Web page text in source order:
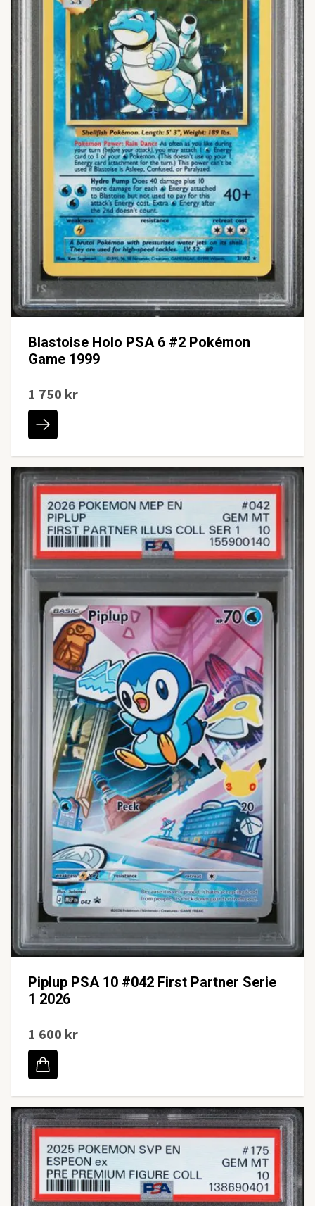
Blastoise Holo PSA 6 #2 Pokémon
Game 1999
1 750 kr
Piplup PSA 10 #042 First Partner Serie
1 2026
1 600 kr